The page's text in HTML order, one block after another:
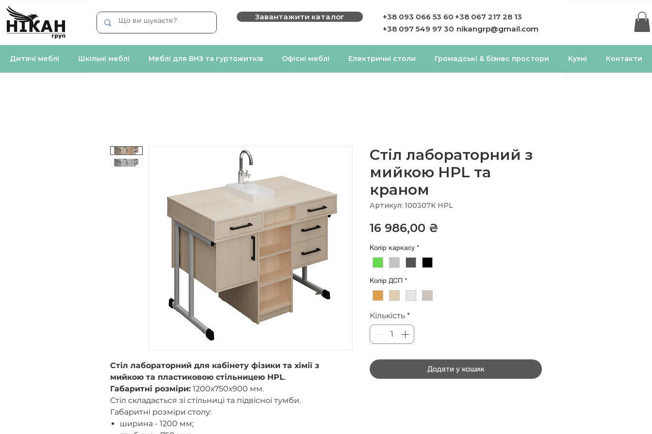
Завантажити каталог
+38 093 066 53 60
+38 097 549 97 30
+38 067 217 28 13
nikangrp@gmail.com
Дитячі меблі Шкільні меблі Меблі для ВНЗ та гуртожитків Офісні меблі Електричні столи Громадські & бізнес простори Кухні Контакти
Стіл лабораторний для кабінету фізики та хімії з
мийкою та пластиковою стільницею HPL.
Габаритні розміри: 1200х750х900 мм.
Стіл складається зі стільниці та підвісної тумби.
Габаритні розміри столу:
ширина - 1200 мм;
Стіл лабораторний з
мийкою HPL та
краном
Артикул: 100307K HPL
16 986,00 ₴
Колір каркасу *
Колір ДСП *
Кількість *
Додати у кошик